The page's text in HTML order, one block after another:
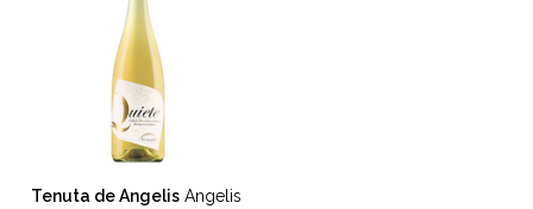
Tenuta de Angelis Angelis